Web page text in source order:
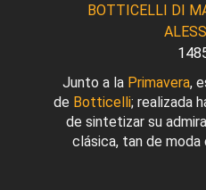
BOTTICELLI DI
Junto a la Primavera,
de Botticelli; realizada
de sintetizar su
clásica, tan de